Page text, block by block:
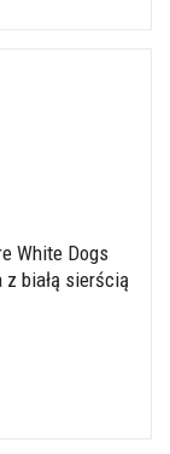
White Dogs
białą sierścią